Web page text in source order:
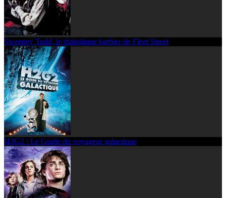
Sweeney Todd, le diabolique barbier de Fleet Street
H2G2 : Le Guide du voyageur galactique